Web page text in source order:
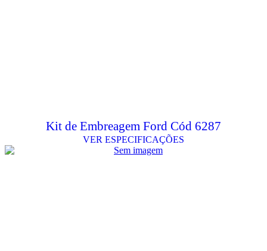
Kit de Embreagem Ford Cód 6287
VER ESPECIFICAÇÕES